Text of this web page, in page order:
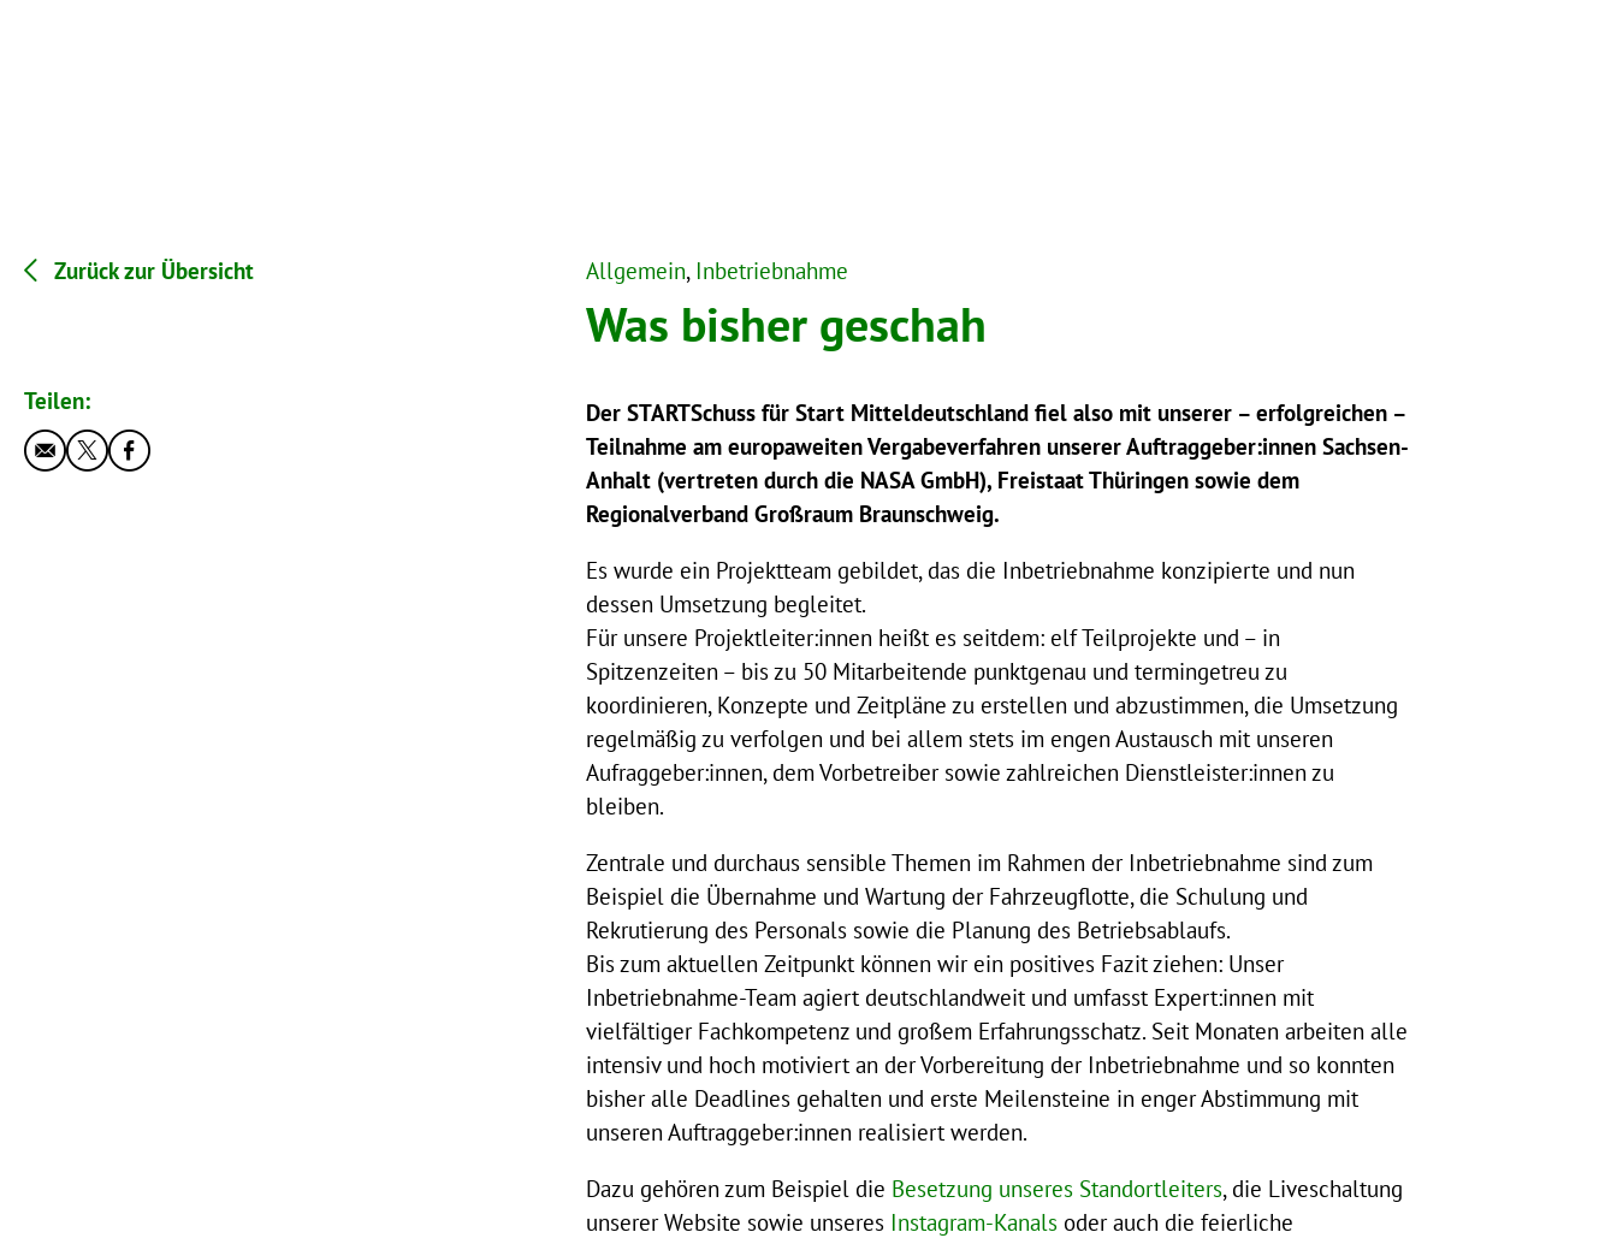
Zurück zur Übersicht
Teilen:
Allgemein, Inbetriebnahme
Was bisher geschah
Der STARTSchuss für Start Mitteldeutschland fiel also mit unserer – erfolgreichen –
Teilnahme am europaweiten Vergabeverfahren unserer Auftraggeber:innen Sachsen-
Anhalt (vertreten durch die NASA GmbH), Freistaat Thüringen sowie dem
Regionalverband Großraum Braunschweig.
Es wurde ein Projektteam gebildet, das die Inbetriebnahme konzipierte und nun
dessen Umsetzung begleitet.
Für unsere Projektleiter:innen heißt es seitdem: elf Teilprojekte und – in
Spitzenzeiten – bis zu 50 Mitarbeitende punktgenau und termingetreu zu
koordinieren, Konzepte und Zeitpläne zu erstellen und abzustimmen, die Umsetzung
regelmäßig zu verfolgen und bei allem stets im engen Austausch mit unseren
Aufraggeber:innen, dem Vorbetreiber sowie zahlreichen Dienstleister:innen zu
bleiben.
Zentrale und durchaus sensible Themen im Rahmen der Inbetriebnahme sind zum
Beispiel die Übernahme und Wartung der Fahrzeugflotte, die Schulung und
Rekrutierung des Personals sowie die Planung des Betriebsablaufs.
Bis zum aktuellen Zeitpunkt können wir ein positives Fazit ziehen: Unser
Inbetriebnahme-Team agiert deutschlandweit und umfasst Expert:innen mit
vielfältiger Fachkompetenz und großem Erfahrungsschatz. Seit Monaten arbeiten alle
intensiv und hoch motiviert an der Vorbereitung der Inbetriebnahme und so konnten
bisher alle Deadlines gehalten und erste Meilensteine in enger Abstimmung mit
unseren Auftraggeber:innen realisiert werden.
Dazu gehören zum Beispiel die Besetzung unseres Standortleiters, die Liveschaltung
unserer Website sowie unseres Instagram-Kanals oder auch die feierliche